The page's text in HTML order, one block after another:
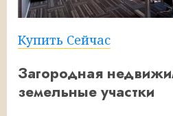
Купить Сейчас
Загородная
земельные участки